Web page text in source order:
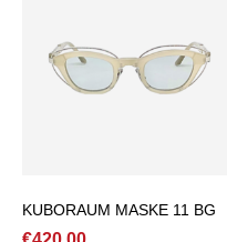
KUBORAUM MASKE 11 BG